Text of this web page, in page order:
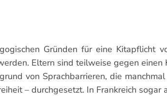
Gründen für eine Kitapflicht
Eltern sind teilweise gegen
von Sprachbarrieren, die
– durchgesetzt. In Frankreich sogar